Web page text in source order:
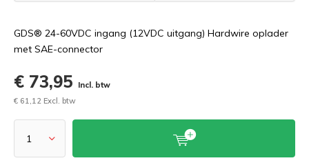
GDS® 24-60VDC ingang (12VDC uitgang) Hardwire oplader
met SAE-connector
€ 73,95
Incl. btw
€ 61,12 Excl. btw